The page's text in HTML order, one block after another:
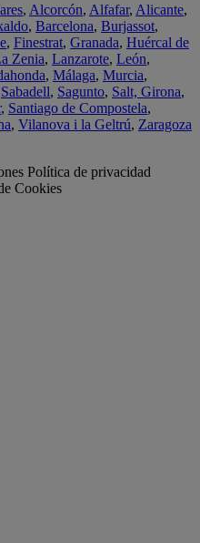
, Alcorcón, Alfafar, Alicante,
, Barcelona, Burjassot,
, Finestrat, Granada, Huércal de
Zenia, Lanzarote, León,
, Málaga, Murcia,
Sabadell, Sagunto, Salt, Girona,
, Santiago de Compostela,
, Vilanova i la Geltrú, Zaragoza
Política de privacidad
Cookies